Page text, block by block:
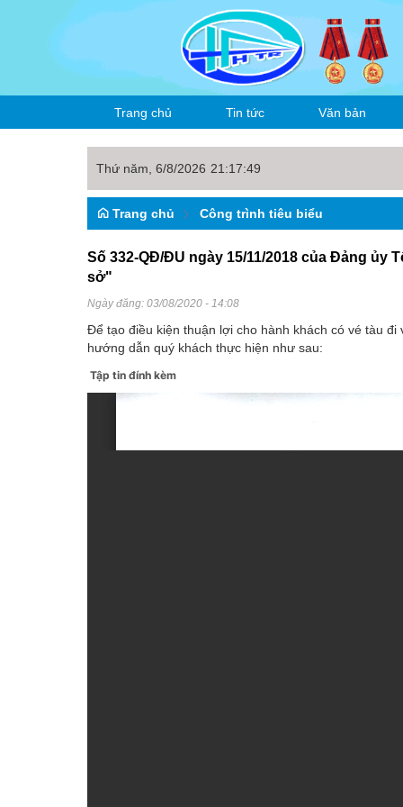
Trang chủ Tin tức
Thời sự
Tin nội bộ Hoạt động sản
Đảng, đoàn thể
Tin trong ngành
Văn bản
Văn bản công ty
Văn bản ngành
Văn bản khác
Thứ năm, 6/8/2026 21 :17:49
Trang chủ Công trình tiêu biểu
Số 332-QĐ/ĐU ngày 15/11/2018 của Đảng
sở"
Ngày đăng: 03/08/2020 - 14:08
Để tạo điều kiện thuận lợi cho hành khách có vé tàu
hướng dẫn quý khách thực hiện như sau:
Tập tin đính kèm